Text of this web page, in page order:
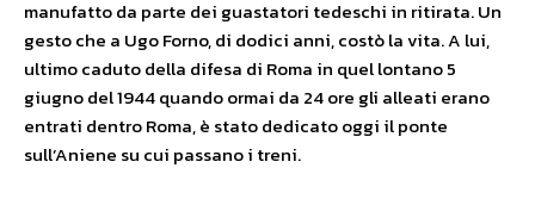
manufatto da parte dei guastatori tedeschi in ritirata. Un
gesto che a Ugo Forno, di dodici anni, costò la vita. A lui,
ultimo caduto della difesa di Roma in quel lontano 5
giugno del 1944 quando ormai da 24 ore gli alleati erano
entrati dentro Roma, è stato dedicato oggi il ponte
sull’Aniene su cui passano i treni.